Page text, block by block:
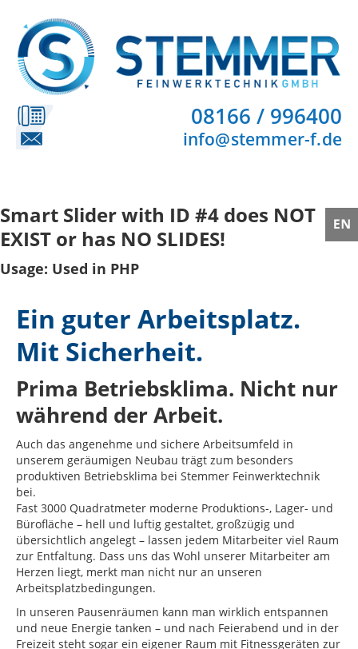
08166 / 996400
info@stemmer-f.de
Smart Slider with ID #4 does NOT
EXIST or has NO SLIDES!
Usage: Used in PHP
Ein guter Arbeitsplatz.
Mit Sicherheit.
Prima Betriebsklima. Nicht nur
während der Arbeit.
Auch das angenehme und sichere Arbeitsumfeld in
unserem geräumigen Neubau trägt zum besonders
produktiven Betriebsklima bei Stemmer Feinwerktechnik
bei.
Fast 3000 Quadratmeter moderne Produktions-, Lager- und
Bürofläche – hell und luftig gestaltet, großzügig und
übersichtlich angelegt – lassen jedem Mitarbeiter viel Raum
zur Entfaltung. Dass uns das Wohl unserer Mitarbeiter am
Herzen liegt, merkt man nicht nur an unseren
Arbeitsplatzbedingungen.
In unseren Pausenräumen kann man wirklich entspannen
und neue Energie tanken – und nach Feierabend und in der
Freizeit steht sogar ein eigener Raum mit Fitnessgeräten zur